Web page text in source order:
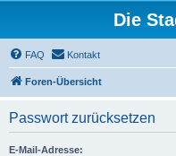
Die
FAQ Kontakt
Foren-Übersicht
Passwort zurücksetzen
E-Mail-Adresse: